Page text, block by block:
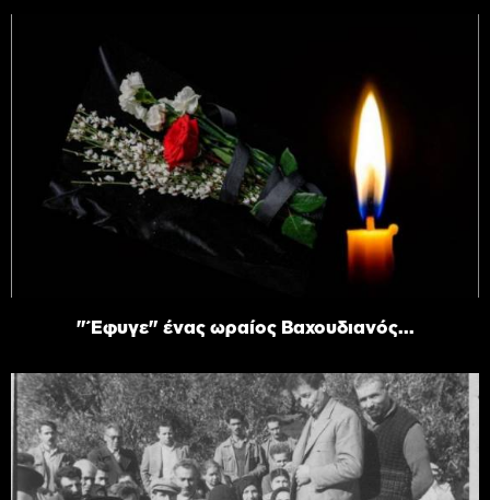
"Έφυγε" ένας ωραίος Βαχουδιανός...